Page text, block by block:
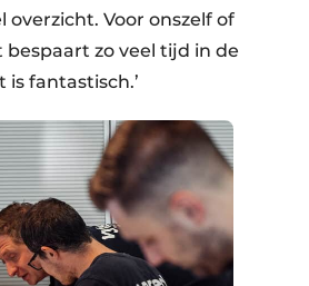
overzicht. Voor onszelf of
zo veel tijd in de
fantastisch.’